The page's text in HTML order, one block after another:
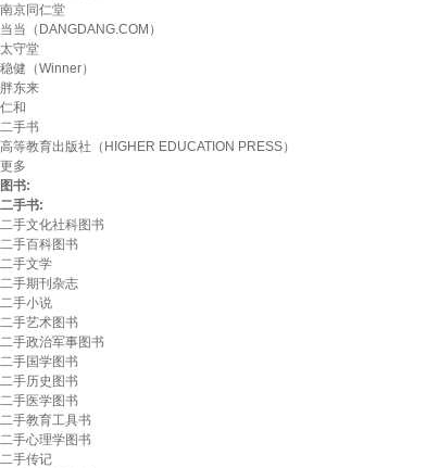
南京同仁堂
当当（DANGDANG.COM）
太守堂
稳健（Winner）
胖东来
仁和
二手书
高等教育出版社（HIGHER EDUCATION PRESS）
更多
图书:
二手书:
二手文化社科图书
二手百科图书
二手文学
二手期刊杂志
二手小说
二手艺术图书
二手政治军事图书
二手国学图书
二手历史图书
二手医学图书
二手教育工具书
二手心理学图书
二手传记